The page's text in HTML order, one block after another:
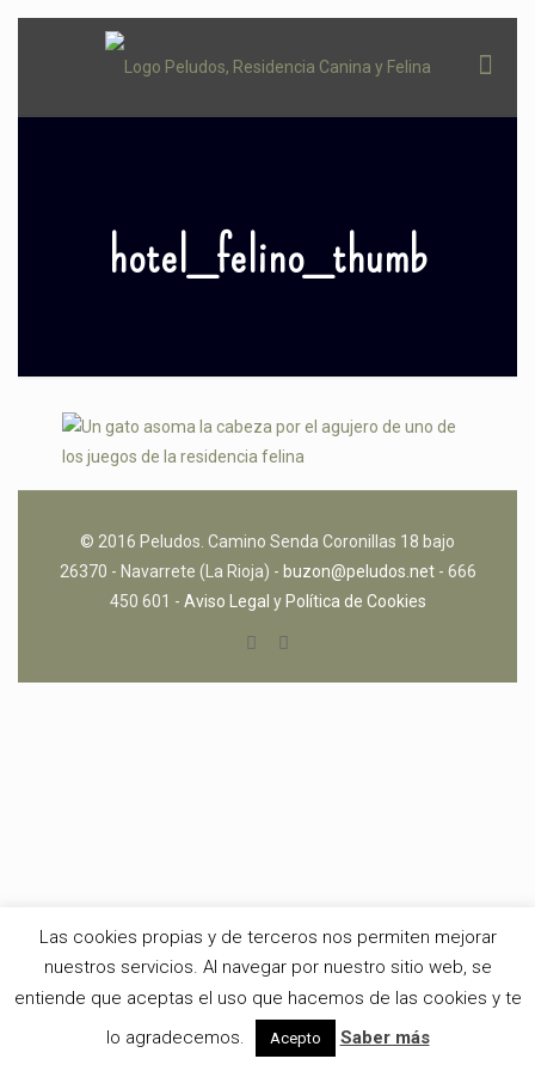
hotel_felino_thumb
© 2016 Peludos. Camino Senda Coronillas 18 bajo
26370 - Navarrete (La Rioja) - buzon@peludos.net- 666
450 601 - Aviso Legal y Política de Cookies
Las cookies propias y de terceros nos permiten mejorar
nuestros servicios. Al navegar por nuestro sitio web, se
entiende que aceptas el uso que hacemos de las cookies y te
lo agradecemos.
Acepto Saber más